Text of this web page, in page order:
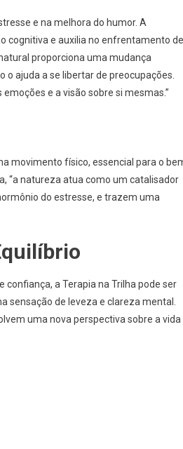
e na melhora do humor. A
cognitiva e auxilia no enfrentamento de
proporciona uma mudança
ajuda a se libertar de preocupações.
e a visão sobre si mesmas.”
movimento físico, essencial para o
“a natureza atua como um catalisador
do estresse, e trazem uma
a Terapia na Trilha pode ser
sensação de leveza e clareza mental.
uma nova perspectiva sobre a vida